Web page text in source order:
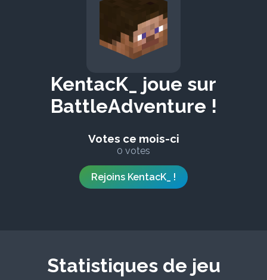
KentacK_ joue sur
BattleAdventure !
Votes ce mois-ci
0 votes
Rejoins KentacK_ !
Statistiques de jeu